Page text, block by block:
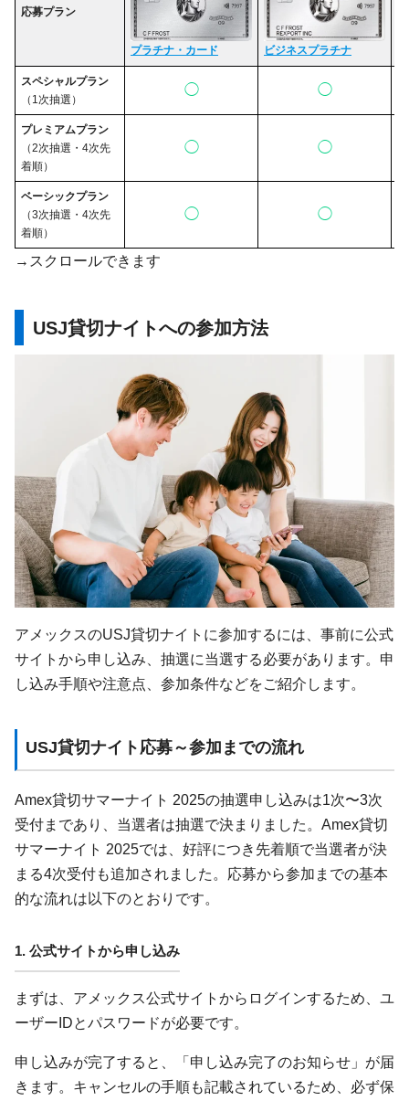
応募プラン
プラチナ・カード ビジネスプラチナ
スペシャルプラン
（1次抽選）
◯ ◯
プレミアムプラン
（2次抽選・4次先
着順）
◯ ◯
ベーシックプラン
（3次抽選・4次先
着順）
◯ ◯
→スクロールできます
USJ貸切ナイトへの参加方法
アメックスのUSJ貸切ナイトに参加するには、事前に公式
サイトから申し込み、抽選に当選する必要があります。申
し込み手順や注意点、参加条件などをご紹介します。
USJ貸切ナイト応募～参加までの流れ
Amex貸切サマーナイト 2025の抽選申し込みは1次〜3次
受付まであり、当選者は抽選で決まりました。Amex貸切
サマーナイト 2025では、好評につき先着順で当選者が決
まる4次受付も追加されました。応募から参加までの基本
的な流れは以下のとおりです。
1. 公式サイトから申し込み
まずは、アメックス公式サイトからログインするため、ユ
ーザーIDとパスワードが必要です。
申し込みが完了すると、「申し込み完了のお知らせ」が届
きます。キャンセルの手順も記載されているため、必ず保